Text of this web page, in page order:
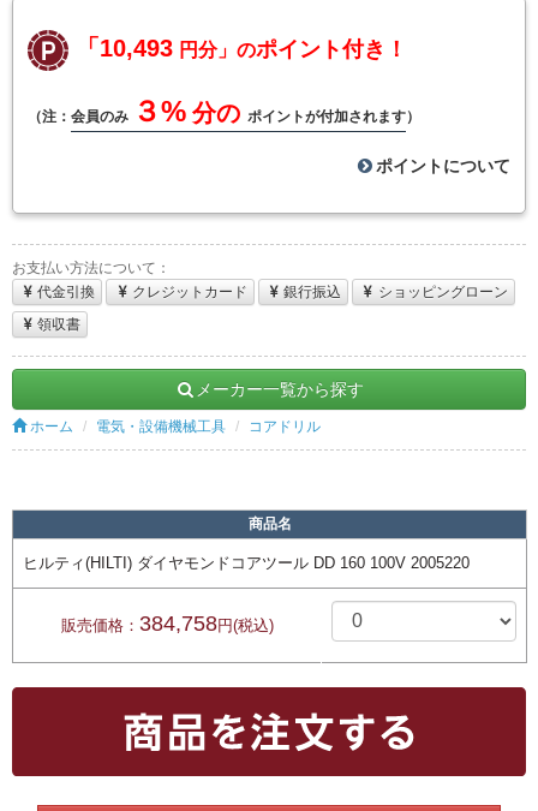
「10,493 円分」のポイント付き！
（注： 会員のみ ３% 分の ポイントが付加されます）
ポイントについて
お支払い方法について：
代金引換
クレジットカード 銀行振込
ショッピングローン
領収書
メーカー一覧から探す
ホーム 電気・設備機械工具 コアドリル
商品名
ヒルティ(HILTI) ダイヤモンドコアツール DD 160 100V 2005220
販売価格： 384,758円(税込)